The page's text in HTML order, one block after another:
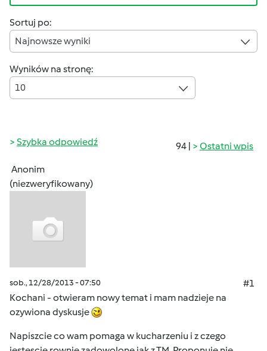
Sortuj po:
Najnowsze wyniki
Wyników na stronę:
10
94 | Ostatni wpis
Szybka odpowiedź
Anonim
(niezweryfikowany)
sob., 12/28/2013 - 07:50
#1
Kochani - otwieram nowy temat i mam nadzieje na
ozywiona dyskusje
Napiszcie co wam pomaga w kucharzeniu i z czego